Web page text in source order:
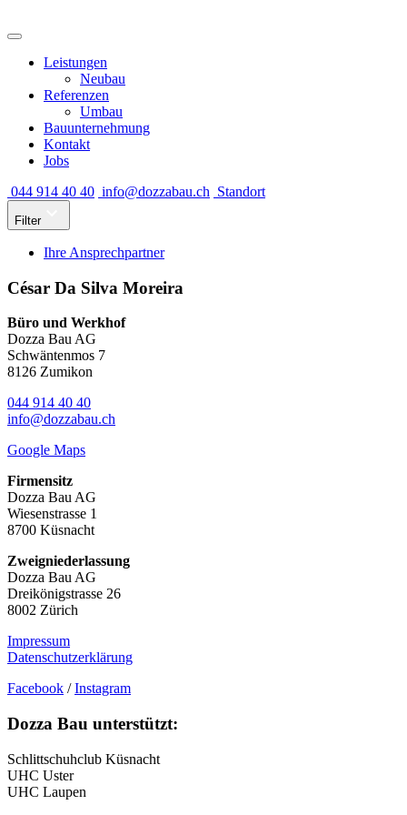
Leistungen
Neubau
Referenzen
Umbau
Bauunternehmung
Kontakt
Jobs
044 914 40 40 info@dozzabau.ch Standort
Filter
Ihre Ansprechpartner
César Da Silva Moreira
Büro und Werkhof
Dozza Bau AG
Schwäntenmos 7
8126 Zumikon
044 914 40 40
info@dozzabau.ch
Google Maps
Firmensitz
Dozza Bau AG
Wiesenstrasse 1
8700 Küsnacht
Zweigniederlassung
Dozza Bau AG
Dreikönigstrasse 26
8002 Zürich
Impressum
Datenschutzerklärung
Facebook /Instagram
Dozza Bau unterstützt:
Schlittschuhclub Küsnacht
UHC Uster
UHC Laupen